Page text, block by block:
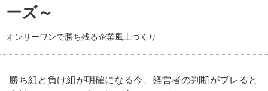
ーズ～
オンリーワンで勝ち残る企業風土づくり
勝ち組と負け組が明確になる今、経営者の判断がブレると